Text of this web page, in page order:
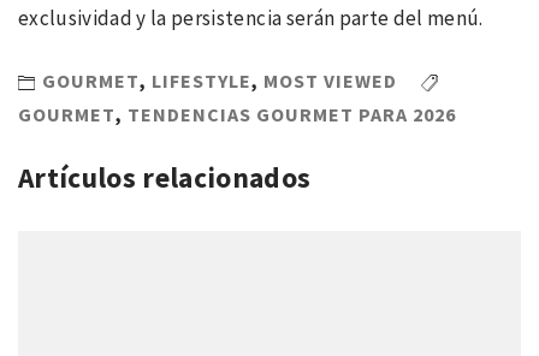
exclusividad y la persistencia serán parte del menú.
GOURMET, LIFESTYLE, MOST VIEWED
GOURMET, TENDENCIAS GOURMET PARA 2026
Artículos relacionados